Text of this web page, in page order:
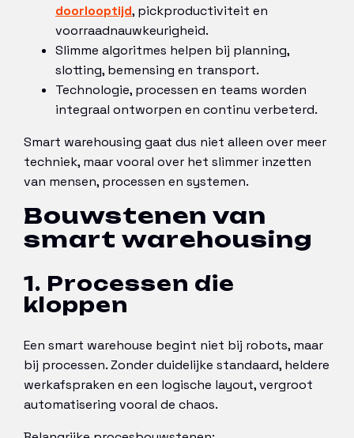
doorlooptijd, pickproductiviteit en
voorraadnauwkeurigheid.
Slimme algoritmes helpen bij planning,
slotting, bemensing en transport.
Technologie, processen en teams worden
integraal ontworpen en continu verbeterd.
Smart warehousing gaat dus niet alleen over meer
techniek, maar vooral over het slimmer inzetten
van mensen, processen en systemen.
Bouwstenen van
smart warehousing
1. Processen die
kloppen
Een smart warehouse begint niet bij robots, maar
bij processen. Zonder duidelijke standaard, heldere
werkafspraken en een logische layout, vergroot
automatisering vooral de chaos.